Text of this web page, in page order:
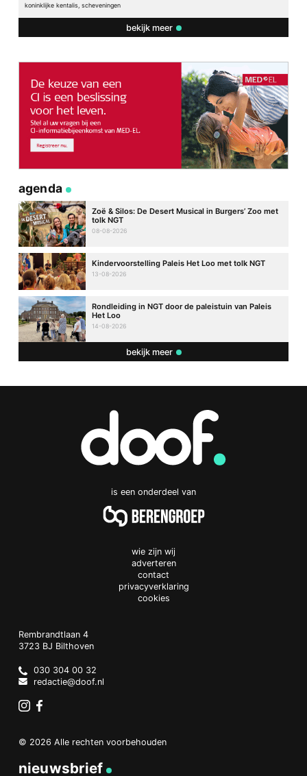
koninklijke kentalis, scheveningen
bekijk meer
agenda
Zoë & Silos: De Desert Musical in Burgers’ Zoo met
tolk NGT
08-08-2026
Kindervoorstelling Paleis Het Loo met tolk NGT
13-08-2026
Rondleiding in NGT door de paleistuin van Paleis
Het Loo
14-08-2026
bekijk meer
is een onderdeel van
wie zijn wij
adverteren
contact
privacyverklaring
cookies
Doof.nl
work
Rembrandtlaan 4
3723 BJ Bilthoven
Netherlands
030 304 00 32
redactie@doof.nl
© 2026 Alle rechten voorbehouden
nieuwsbrief